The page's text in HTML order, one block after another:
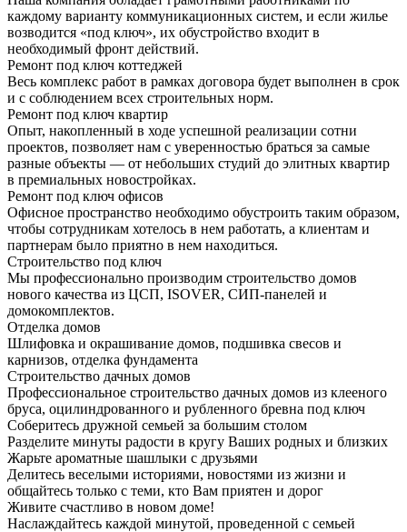
каждому варианту коммуникационных систем, и если жилье
возводится «под ключ», их обустройство входит в
необходимый фронт действий.
Ремонт под ключ коттеджей
Весь комплекс работ в рамках договора будет выполнен в срок
и с соблюдением всех строительных норм.
Ремонт под ключ квартир
Опыт, накопленный в ходе успешной реализации сотни
проектов, позволяет нам с уверенностью браться за самые
разные объекты — от небольших студий до элитных квартир
в премиальных новостройках.
Ремонт под ключ офисов
Офисное пространство необходимо обустроить таким образом,
чтобы сотрудникам хотелось в нем работать, а клиентам и
партнерам было приятно в нем находиться.
Строительство под ключ
Мы профессионально производим строительство домов
нового качества из ЦСП, ISOVER, СИП-панелей и
домокомплектов.
Отделка домов
Шлифовка и окрашивание домов, подшивка свесов и
карнизов, отделка фундамента
Строительство дачных домов
Профессиональное строительство дачных домов из клееного
бруса, оцилиндрованного и рубленного бревна под ключ
Соберитесь дружной семьей за большим столом
Разделите минуты радости в кругу Ваших родных и близких
Жарьте ароматные шашлыки с друзьями
Делитесь веселыми историями, новостями из жизни и
общайтесь только с теми, кто Вам приятен и дорог
Живите счастливо в новом доме!
Наслаждайтесь каждой минутой, проведенной с семьей